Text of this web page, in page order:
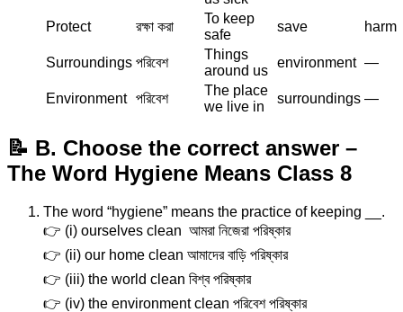
Protect রক্ষা করা
To keep
safe
save harm
Surroundings পরিবেশ
Things
around us
environment —
Environment পরিবেশ
The place
we live in
surroundings —
📝 B. Choose the correct answer –
The Word Hygiene Means Class 8
The word “hygiene” means the practice of keeping __.
👉 (i) ourselves clean আমরা নিজেরা পরিষ্কার
👉 (ii) our home clean আমাদের বাড়ি পরিষ্কার
👉 (iii) the world clean বিশ্ব পরিষ্কার
👉 (iv) the environment clean পরিবেশ পরিষ্কার